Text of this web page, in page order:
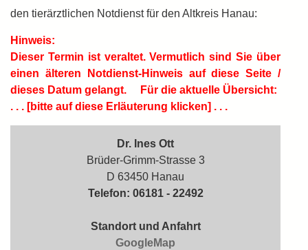
den tierärztlichen Notdienst für den Altkreis Hanau:
Hinweis:
Dieser Termin ist veraltet.Vermutlich sind Sie über
einen älteren Notdienst-Hinweis auf diese Seite /
dieses Datum gelangt.
Für die aktuelle Übersicht:
. . . [bitte auf diese Erläuterung klicken] . . .
Dr. Ines Ott
Brüder-Grimm-Strasse 3
D 63450 Hanau
Telefon: 06181 - 22492
Standort und Anfahrt
GoogleMap